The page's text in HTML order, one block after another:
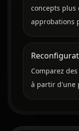
concepts plus
approbations
Comparez
à partir d'une